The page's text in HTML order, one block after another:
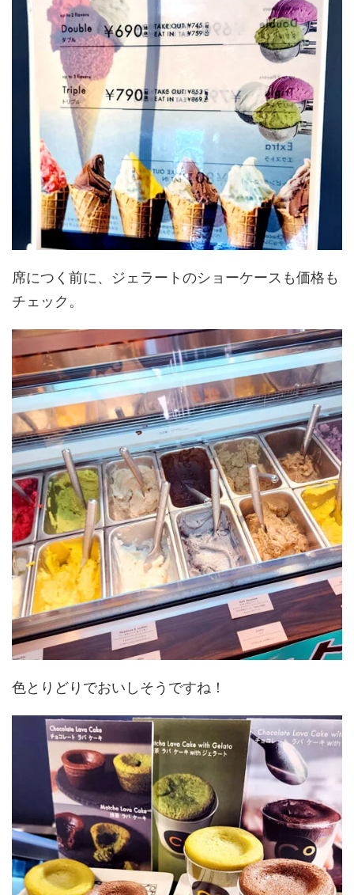
席につく前に、ジェラートのショーケースも価格も
チェック。
色とりどりでおいしそうですね！